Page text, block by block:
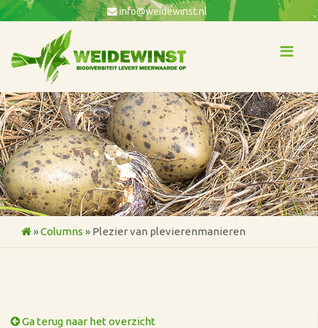
info@weidewinst.nl
»Columns » Plezier van plevierenmanieren
Ga terug naar het overzicht